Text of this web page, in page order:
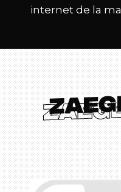
internet de la